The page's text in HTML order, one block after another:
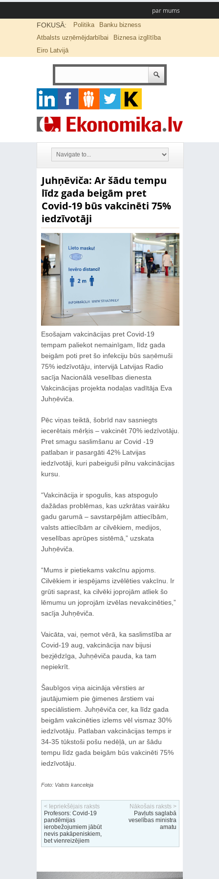
par mums
FOKUSĀ: Politika
Banku bizness
Atbalsts uzņēmējdarbībai
Biznesa izglītība
Eiro Latvijā
Juhņēviča: Ar šādu tempu
līdz gada beigām pret
Covid-19 būs vakcinēti 75%
iedzīvotāji
Esošajam vakcinācijas pret Covid-19
tempam paliekot nemainīgam, līdz gada
beigām poti pret šo infekciju būs saņēmuši
75% iedzīvotāju, intervijā Latvijas Radio
sacīja Nacionālā veselības dienesta
Vakcinācijas projekta nodaļas vadītāja Eva
Juhņēviča.
Pēc viņas teiktā, šobrīd nav sasniegts
iecerētais mērķis – vakcinēt 70% iedzīvotāju.
Pret smagu saslimšanu ar Covid -19
patlaban ir pasargāti 42% Latvijas
iedzīvotāji, kuri pabeiguši pilnu vakcinācijas
kursu.
“Vakcinācija ir spogulis, kas atspoguļo
dažādas problēmas, kas uzkrātas vairāku
gadu garumā – savstarpējām attiecībām,
valsts attiecībām ar cilvēkiem, medijos,
veselības aprūpes sistēmā,” uzskata
Juhņēviča.
“Mums ir pietiekams vakcīnu apjoms.
Cilvēkiem ir iespējams izvēlēties vakcīnu. Ir
grūti saprast, ka cilvēki joprojām atliek šo
lēmumu un joprojām izvēlas nevakcinēties,”
sacīja Juhņēviča.
Vaicāta, vai, ņemot vērā, ka saslimstība ar
Covid-19 aug, vakcinācija nav bijusi
bezjēdzīga, Juhņēviča pauda, ka tam
nepiekrīt.
Šaubīgos viņa aicināja vērsties ar
jautājumiem pie ģimenes ārstiem vai
speciālistiem. Juhņēviča cer, ka līdz gada
beigām vakcinēties izlems vēl vismaz 30%
iedzīvotāju. Patlaban vakcinācijas temps ir
34-35 tūkstoši pošu nedēļā, un ar šādu
tempu līdz gada beigām būs vakcinēti 75%
iedzīvotāju.
Foto: Valsts kanceleja
< Iepriekšējais raksts
Profesors: Covid-19
pandēmijas
ierobežojumiem jābūt
nevis pakāpeniskiem,
bet vienreizējiem
Nākošais raksts >
Pavļuts saglabā
veselības ministra
amatu